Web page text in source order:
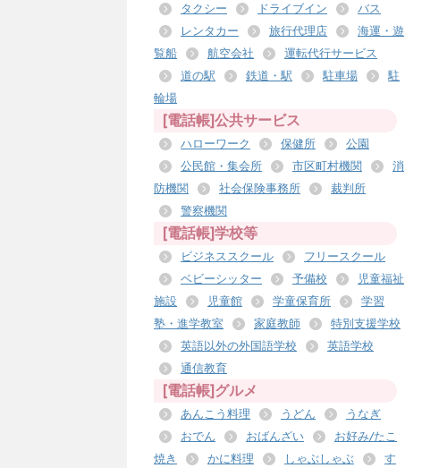
タクシー ドライブイン
バス
レンタカー
旅行代理店
海運・遊
覧船
航空会社
運転代行サービス
道の駅
鉄道・駅 駐車場
駐
輪場
[電話帳]公共サービス
ハローワーク 保健所
公園
公民館・集会所
市区町村機関
消
防機関
社会保険事務所
裁判所
警察機関
[電話帳]学校等
ビジネススクール
フリースクール
ベビーシッター
予備校
児童福祉
施設
児童館 学童保育所
学習
塾・進学教室
家庭教師
特別支援学校
英語以外の外国語学校
英語学校
通信教育
[電話帳]グルメ
あんこう料理 うどん
うなぎ
おでん
おばんざい
お好み/たこ
焼き
かに料理 しゃぶしゃぶ
す